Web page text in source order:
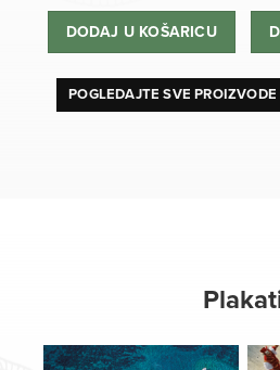
DODAJ U KOŠARICU
POGLEDAJTE SVE